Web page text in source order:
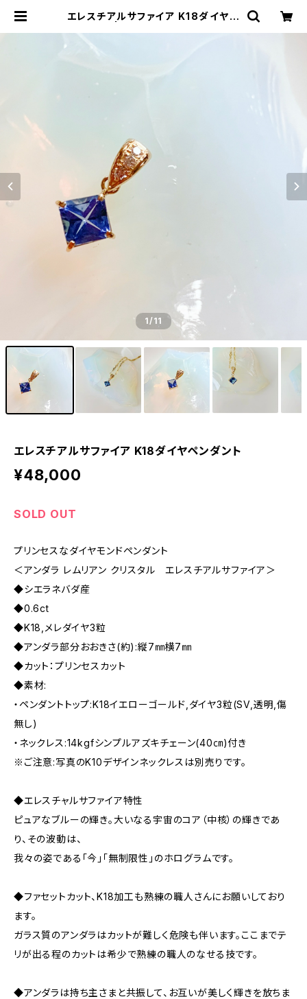
エレスチアルサファイア K18ダイヤペ
1/11
エレスチアルサファイア K18ダイヤペンダント
¥48,000
SOLD OUT
プリンセスなダイヤモンドペンダント
＜アンダラ レムリアン クリスタル エレスチアルサファイア＞
◆シエラネバダ産
◆0.6ct
◆K18,メレダイヤ3粒
◆アンダラ部分おおきさ(約):縦7㎜横7㎜
◆カット：プリンセスカット
◆素材:
・ペンダントトップ:K18イエローゴールド,ダイヤ3粒(SV,透明,傷
無し)
・ネックレス:14kgfシンプルアズキチェーン(40㎝)付き
※ご注意:写真のK10デザインネックレスは別売りです。
◆エレスチャルサファイア特性
ピュアなブルーの輝き。大いなる宇宙のコア（中核）の輝きであ
り、その波動は、
我々の姿である「今」「無制限性」のホログラムです。
◆ファセットカット、K18加工も熟練の職人さんにお願いしており
ます。
ガラス質のアンダラはカットが難しく危険も伴います。ここまでテ
リが出る程のカットは希少で熟練の職人のなせる技です。
◆アンダラは持ち主さまと共振して、お互いが美しく輝きを放ちま